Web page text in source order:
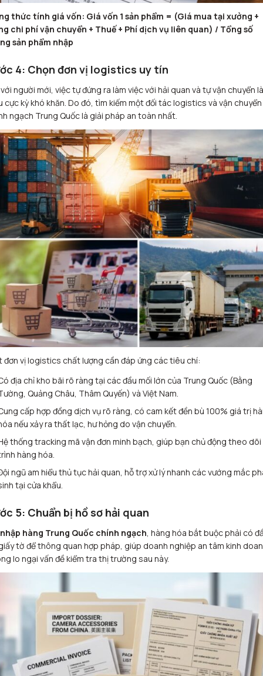
thức tính giá vốn: Giá vốn 1 sản phẩm = (Giá mua tại xưởng +
chi phí vận chuyển + Thuế + Phí dịch vụ liên quan) / Tổng số
sản phẩm nhập
4: Chọn đơn vị logistics uy tín
người mới, việc tự đứng ra làm việc với hải quan và tự vận chuyển là
cực kỳ khó khăn. Do đó, tìm kiếm một đối tác logistics và vận chuyển
ngạch Trung Quốc là giải pháp an toàn nhất.
đơn vị logistics chất lượng cần đáp ứng các tiêu chí:
địa chỉ kho bãi rõ ràng tại các đầu mối lớn của Trung Quốc (Bằng
Quảng Châu, Thâm Quyến) và Việt Nam.
cấp hợp đồng dịch vụ rõ ràng, có cam kết đền bù 100% giá trị
nếu xảy ra thất lạc, hư hỏng do vận chuyển.
thống tracking mã vận đơn minh bạch, giúp bạn chủ động theo dõi
hàng hóa.
ngũ am hiểu thủ tục hải quan, hỗ trợ xử lý nhanh các vướng mắc
tại cửa khẩu.
5: Chuẩn bị hồ sơ hải quan
nhập hàng Trung Quốc chính ngạch , hàng hóa bắt buộc phải có
tờ để thông quan hợp pháp, giúp doanh nghiệp an tâm kinh
lo ngại vấn đề kiểm tra thị trường sau này.